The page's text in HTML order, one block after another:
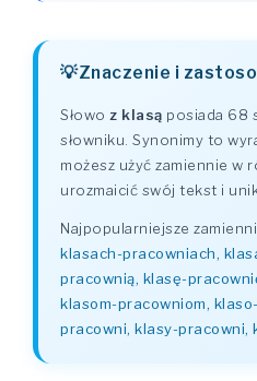
Znaczenie i
Słowo z klasą posiada 68
słowniku. Synonimy to
możesz użyć zamiennie w
urozmaicić swój tekst i
Najpopularniejsze
klasach-pracowniach,
pracownią, klasę-
klasom-pracowniom,
pracowni, klasy-pracowni,